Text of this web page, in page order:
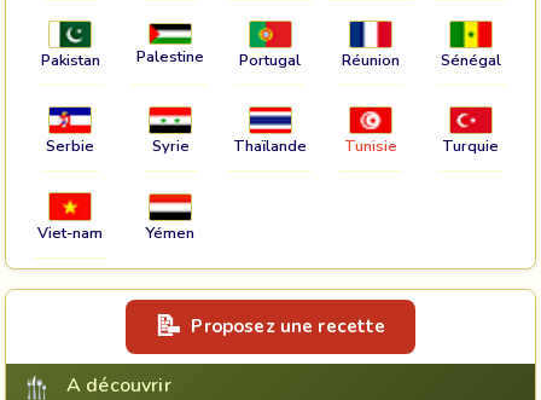
Pakistan Palestine Portugal Réunion Sénégal
Serbie Syrie Thaïlande Tunisie Turquie
Viet-nam Yémen
Proposez une recette
A découvrir